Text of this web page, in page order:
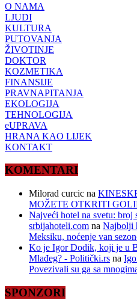
O NAMA
LJUDI
KULTURA
PUTOVANJA
ŽIVOTINJE
DOKTOR
KOZMETIKA
FINANSIJE
PRAVNAPITANJA
EKOLOGIJA
TEHNOLOGIJA
eUPRAVA
HRANA KAO LIJEK
KONTAKT
KOMENTARI
Milorad curcic na
MOŽETE OTKRITI
Najveći hotel na svetu: broj
srbijahoteli.com na Najbolji
Meksiku, noćenje van
Ko je Igor Dodik, koji je u
Mlađeg? - Politički.rs na
Povezivali su ga sa
SPONZORI